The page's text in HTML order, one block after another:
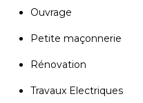
Ouvrage
Petite maçonnerie
Rénovation
Travaux Electriques